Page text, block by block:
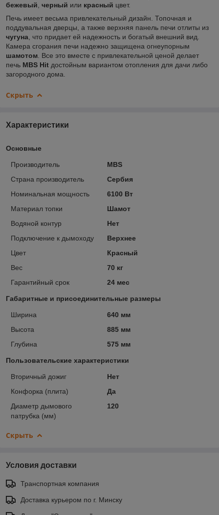
бежевый черный или красный цвет.
Печь имеет весьма привлекательный дизайн. Топочная и
поддувальная дверцы, а также верхняя панель печи отлиты из
чугуна , что придает ей надежность и богатый внешний вид.
Камера сгорания печи надежно защищена огнеупорным
шамотом . Все это вместе с привлекательной ценой делает
печь MBS Hit достойным вариантом отопления для дачи либо
загородного дома.
Скрыть
Характеристики
Основные
Производитель
MBS
Страна производитель
Сербия
Номинальная мощность
6100 Вт
Материал топки
Шамот
Водяной контур
Нет
Подключение к дымоходу
Верхнее
Цвет
Красный
Вес
70 кг
Гарантийный срок
24 мес
Габаритные и присоединительные размеры
Ширина
640 мм
Высота
885 мм
Глубина
575 мм
Пользовательские характеристики
Вторичный дожиг
Нет
Конфорка (плита)
Да
Диаметр дымового
патрубка (мм)
120
Скрыть
Условия доставки
Транспортная компания
Доставка курьером по г. Минску